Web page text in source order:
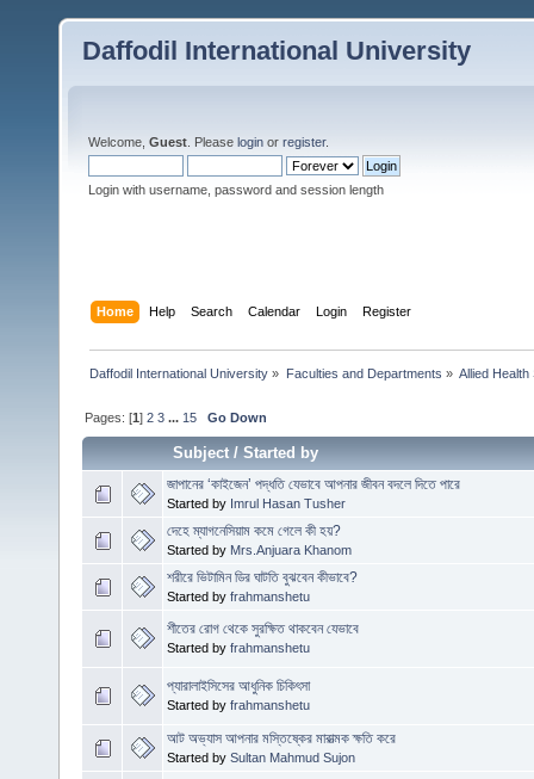
Daffodil International University
Welcome, Guest . Please login or register.
Login with username, password and session length
Home Help Search Calendar Login Register
Daffodil International University » Faculties and Departments » Allied Health
Pages: [1]2 3 ... 15 Go Down
Subject/Started by
জাপানের ‘কাইজেন’ পদ্ধতি যেভাবে আপনার জীবন বদলে দিতে পারে
Started by Imrul Hasan Tusher
দেহে ম্যাগনেসিয়াম কমে গেলে কী হয়?
Started by Mrs.Anjuara Khanom
শরীরে ভিটামিন ডির ঘাটতি বুঝবেন কীভাবে?
Started by frahmanshetu
শীতের রোগ থেকে সুরক্ষিত থাকবেন যেভাবে
Started by frahmanshetu
প্যারালাইসিসের আধুনিক চিকিৎসা
Started by frahmanshetu
আট অভ্যাস আপনার মস্তিষ্কের মারাত্মক ক্ষতি করে
Started by Sultan Mahmud Sujon